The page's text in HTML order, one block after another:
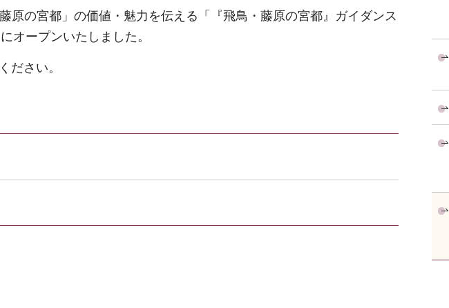
原の宮都」の価値・魅力を伝える「『飛鳥・藤原の宮都』ガイダンス
オープンいたしました。
ださい。